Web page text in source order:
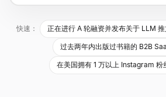
快速： 正在进行 A 轮融资并发布关于 LLM
过去两年内出版过书籍的 B2B
在美国拥有 1 万以上 Instagram 粉